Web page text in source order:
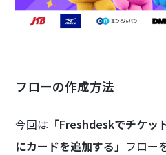
フローの作成方法
今回は 「Freshdeskでチケ
にカードを追加する」 フロー